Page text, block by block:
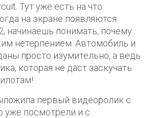
Тут уже есть на что
на экране появляются
начинаешь понимать, почему
нетерпением. Автомобиль и
просто изумительно, а ведь
которая не даст заскучать
первый видеоролик с
уже посмотрели и с